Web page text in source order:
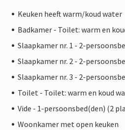
Keuken heeft warm/koud water
Badkamer - Toilet: warm en
Slaapkamer nr. 1 - 2-
Slaapkamer nr. 2 - 2-
Slaapkamer nr. 3 - 2-
Toilet - Toilet: warm en koud
Vide - 1-persoonsbed(den) (2
Woonkamer met open keuken